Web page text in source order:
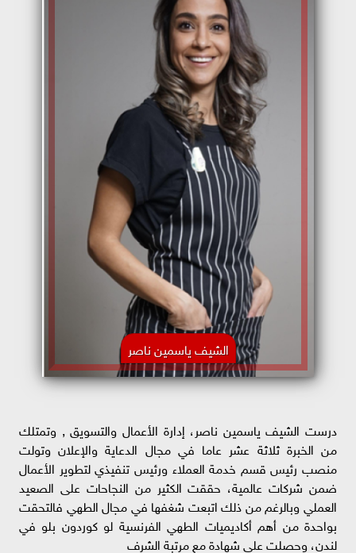
الشيف ياسمين ناصر
درست الشيف ياسمين ناصر، إدارة الأعمال والتسويق , وتمتلك
من الخبرة ثلاثة عشر عاما في مجال الدعاية والإعلان وتولت
منصب رئيس قسم خدمة العملاء ورئيس تنفيذي لتطوير الأعمال
ضمن شركات عالمية، حققت الكثير من النجاحات على الصعيد
العملي وبالرغم من ذلك اتبعت شغفها في مجال الطهي فالتحقت
بواحدة من أهم أكاديميات الطهي الفرنسية لو كوردون بلو في
لندن، وحصلت على شهادة مع مرتبة الشرف